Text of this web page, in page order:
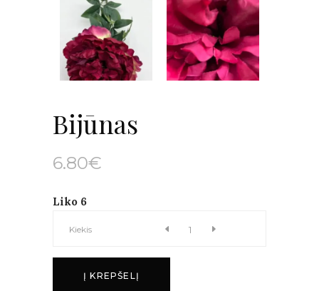
Bijūnas
6.80€
Liko 6
Bijūnas
Kiekis
Į KREPŠELĮ